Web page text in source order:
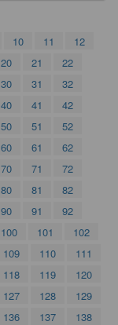
10 11
12
20 21
22
30 31
32
40 41
42
50 51
52
60 61
62
70 71
72
80 81
82
90 91
92
100 101
102
109 110
111
118 119
120
127 128
129
136 137
138